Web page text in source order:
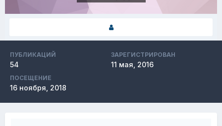
ПУБЛИКАЦИЙ
54
ЗАРЕГИСТРИРОВАН
11 мая, 2016
ПОСЕЩЕНИЕ
16 ноября, 2018